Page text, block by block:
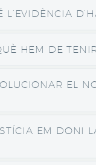
HEM DE
EL
EM DONI